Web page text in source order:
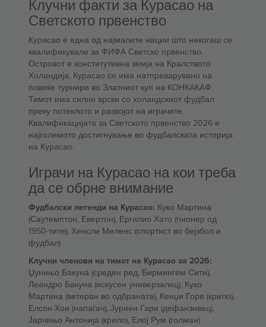
Клучни факти за Курасао на
Светското првенство
Курасао е една од најмалите нации што некогаш се
квалификувале за ФИФА Светско првенство.
Островот е конститутивна земја на Кралството
Холандија. Курасао се има натпреварувано на
повеќе турнири во Златниот куп на КОНКАКАФ.
Тимот има силни врски со холандскиот фудбал
преку потеклото и развојот на играчите.
Квалификацијата за Светското првенство 2026 е
најголемото достигнување во фудбалската историја
на Курасао.
Играчи на Курасао на кои треба
да се обрне внимание
Фудбалски легенди на Курасао: Куко Мартина
(Саутемптон, Евертон), Ергилио Хато (пионер од
1950-тите), Хенсли Меленс (спортист во бејзбол и
фудбал)
Клучни членови на тимот на Курасао за 2026:
Џунињо Бакуна (среден ред, Бирмингем Сити),
Леандро Бакуна (искусен универзалец), Куко
Мартина (ветеран во одбраната), Кенџи Горе (крило),
Елсон Хои (напаѓач), Јуриен Гари (дефанзивец),
Јарчињо Антонија (крило), Елој Рум (голман)